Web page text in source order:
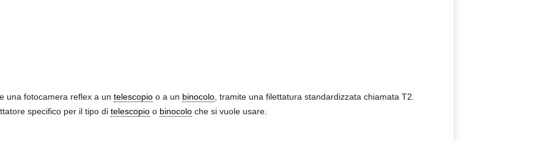
una fotocamera reflex a un telescopioo a un binocolo, tramite una filettatura standardizzata chiamata T2.
specifico per il tipo di telescopioo binocoloche si vuole usare.